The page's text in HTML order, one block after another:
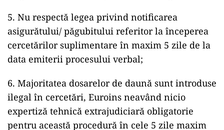
5. Nu respectă legea privind notificarea
asigurătului/ păgubitului referitor la începerea
cercetărilor suplimentare în maxim 5 zile de la
data emiterii procesului verbal;
6. Majoritatea dosarelor de daună sunt introduse
ilegal în cercetări, Euroins neavând nicio
expertiză tehnică extrajudiciară obligatorie
pentru această procedură în cele 5 zile maxim